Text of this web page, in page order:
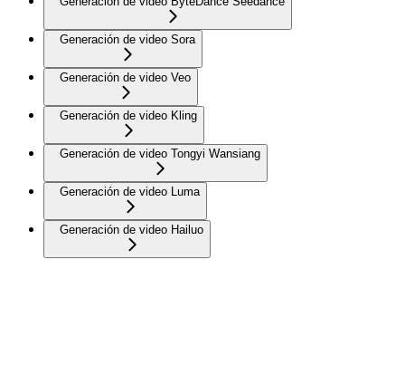
Generación de video Sora
Generación de video Veo
Generación de video Kling
Generación de video Tongyi Wansiang
Generación de video Luma
Generación de video Hailuo